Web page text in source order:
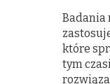
Badania
które
tym